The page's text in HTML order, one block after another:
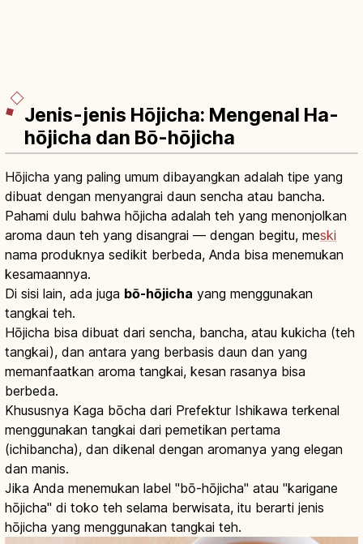
Jenis-jenis Hōjicha: Mengenal Ha-
hōjicha dan Bō-hōjicha
Hōjicha yang paling umum dibayangkan adalah tipe yang
dibuat dengan menyangrai daun sencha atau bancha.
Pahami dulu bahwa hōjicha adalah teh yang menonjolkan
aroma daun teh yang disangrai — dengan begitu, meski
nama produknya sedikit berbeda, Anda bisa menemukan
kesamaannya.
Di sisi lain, ada juga bō-hōjicha yang menggunakan
tangkai teh.
Hōjicha bisa dibuat dari sencha, bancha, atau kukicha (teh
tangkai), dan antara yang berbasis daun dan yang
memanfaatkan aroma tangkai, kesan rasanya bisa
berbeda.
Khususnya Kaga bōcha dari Prefektur Ishikawa terkenal
menggunakan tangkai dari pemetikan pertama
(ichibancha), dan dikenal dengan aromanya yang elegan
dan manis.
Jika Anda menemukan label "bō-hōjicha" atau "karigane
hōjicha" di toko teh selama berwisata, itu berarti jenis
hōjicha yang menggunakan tangkai teh.